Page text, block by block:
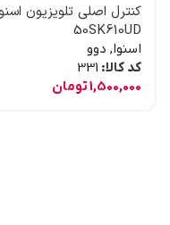
کنترل اصلی تلویزیون
50SK610UD
اسنوا, دوو
کد کالا: 331
1,500,000تومان